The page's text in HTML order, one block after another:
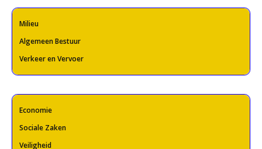
Milieu
Algemeen Bestuur
Verkeer en Vervoer
Economie
Sociale Zaken
Veiligheid